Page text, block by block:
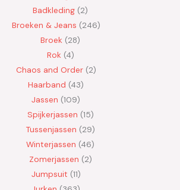
Badkleding 2
Broeken & Jeans 246
Broek 28
Rok 4
Chaos and Order 2
Haarband 43
Jassen 109
Spijkerjassen 15
Tussenjassen 29
Winterjassen 46
Zomerjassen 2
Jumpsuit 11